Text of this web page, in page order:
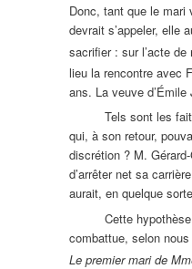
Donc, tant que le
devrait s’appeler, elle
sacrifier : sur l’acte
lieu la rencontre avec
ans. La veuve
Tels sont les
qui, à son retour,
discrétion ? M.
d’arrêter net sa
aurait, en quelque
Cette
combattue, selon
Le premier mari de